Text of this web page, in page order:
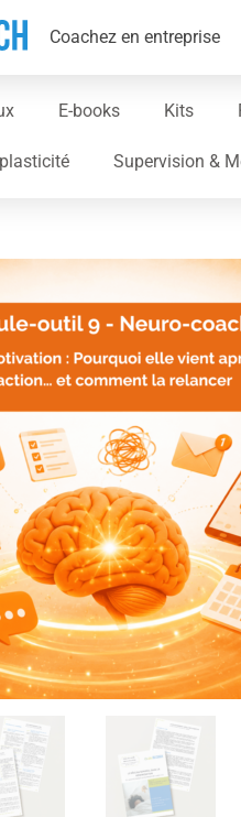
Coachez en entreprise
E-books Kits
Supervision &